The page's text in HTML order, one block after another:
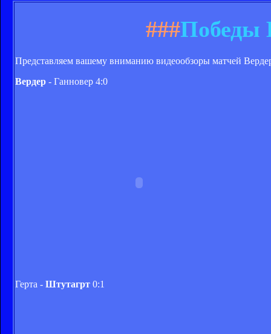
###Победы
Представляем вашему вниманию видеообзоры матчей
Вердер - Ганновер 4:0
Герта - Штутагрт 0:1